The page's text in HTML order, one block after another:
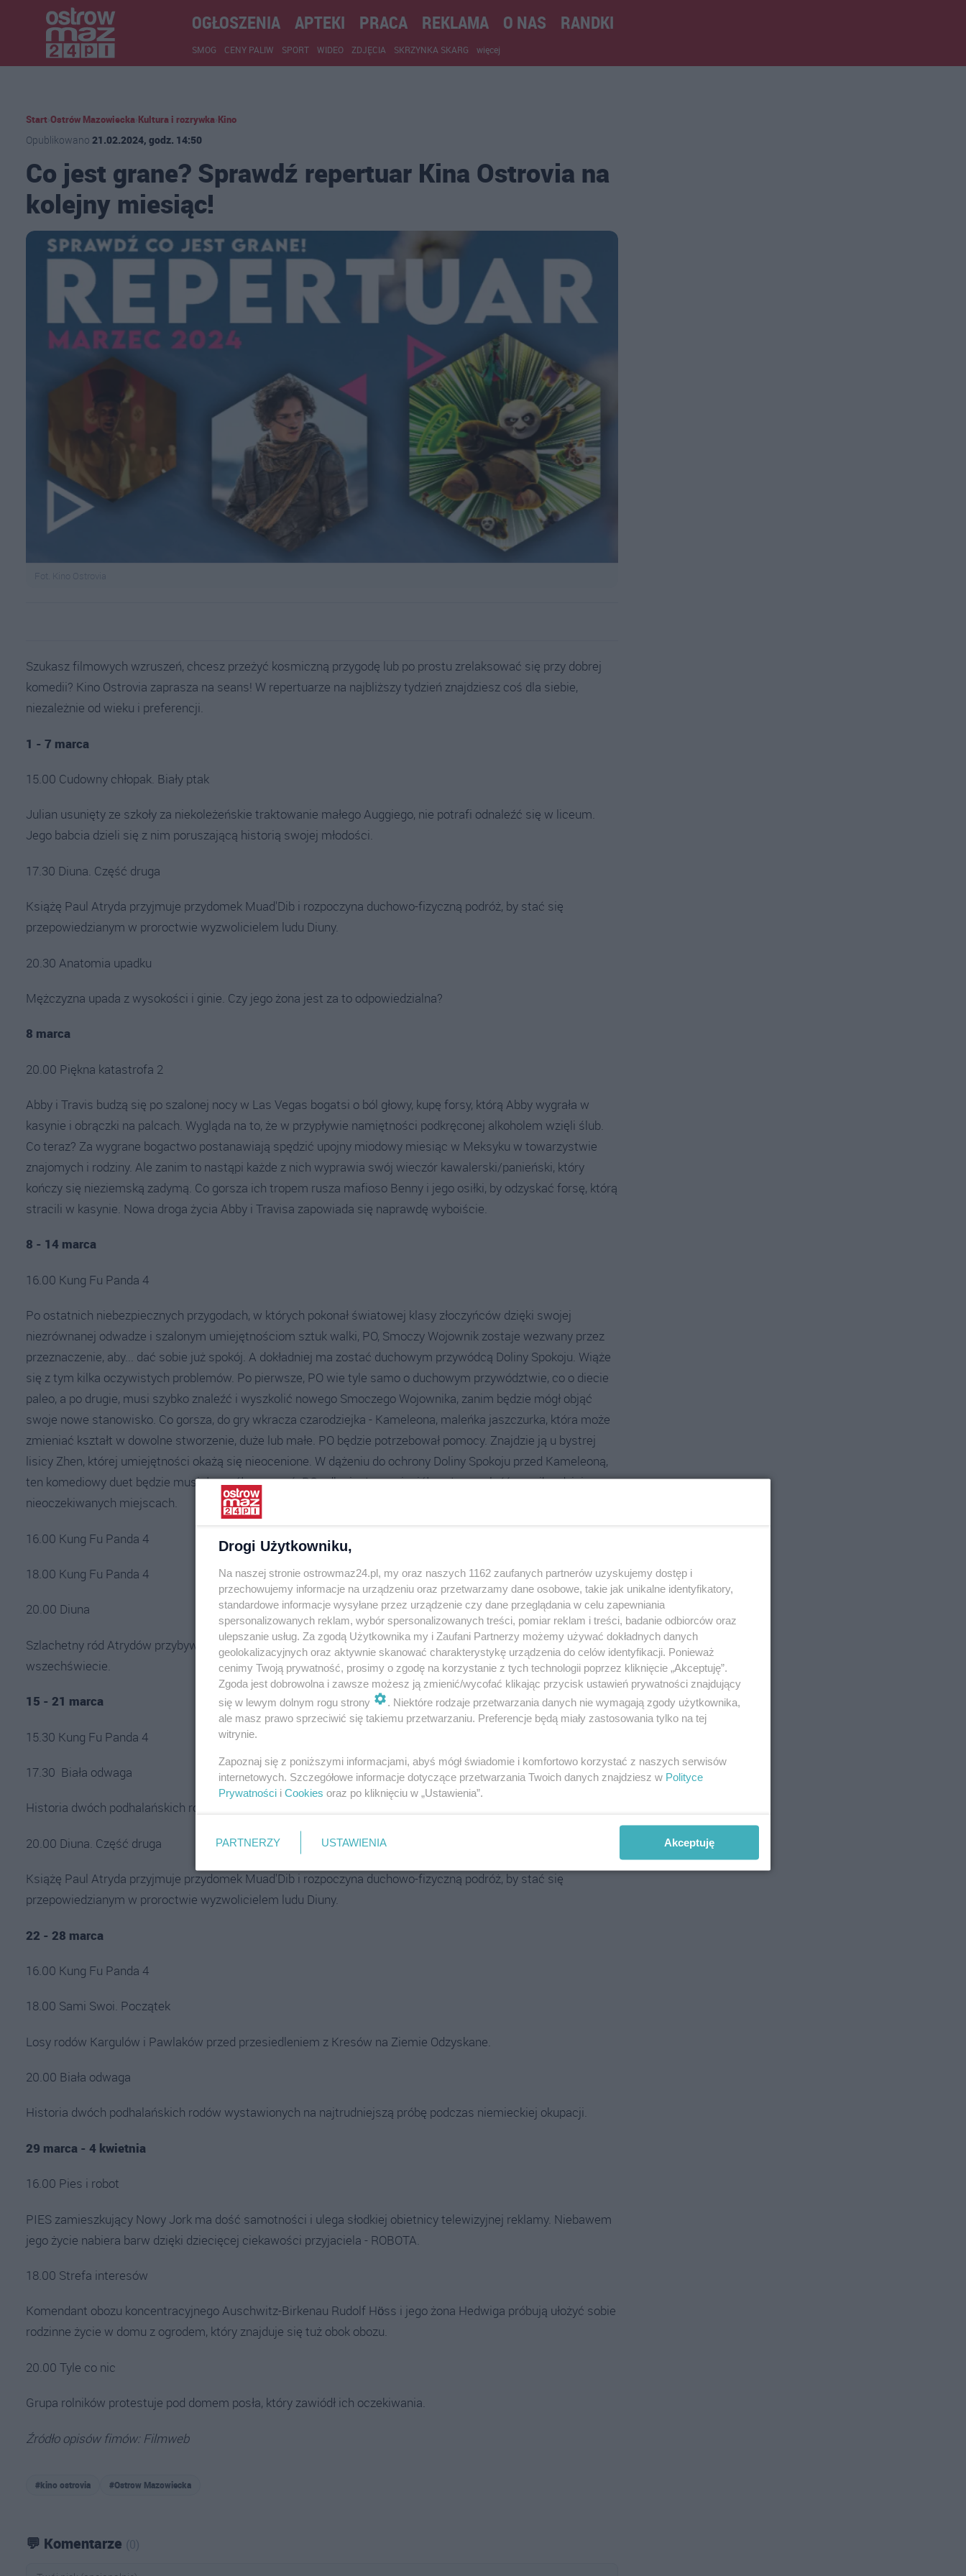
OGŁOSZENIA APTEKI PRACA REKLAMA O NAS RANDKI
SMOG CENY PALIW SPORT WIDEO ZDJĘCIA SKRZYNKA SKARG więcej
Start Ostrów Mazowiecka Kultura i rozrywka Kino
Opublikowano 21.02.2024, godz. 14:50
Co jest grane? Sprawdź repertuar Kina Ostrovia na
kolejny miesiąc!
Fot. Kino Ostrovia
Szukasz filmowych wzruszeń, chcesz przeżyć kosmiczną przygodę lub po prostu zrelaksować się przy dobrej
komedii? Kino Ostrovia zaprasza na seans! W repertuarze na najbliższy tydzień znajdziesz coś dla siebie,
niezależnie od wieku i preferencji.
1 - 7 marca
15.00 Cudowny chłopak. Biały ptak
Julian usunięty ze szkoły za niekoleżeńskie traktowanie małego Auggiego, nie potrafi odnaleźć się w liceum.
Jego babcia dzieli się z nim poruszającą historią swojej młodości.
17.30 Diuna. Część druga
Książę Paul Atryda przyjmuje przydomek Muad'Dib i rozpoczyna duchowo-fizyczną podróż, by stać się
przepowiedzianym w proroctwie wyzwolicielem ludu Diuny.
20.30 Anatomia upadku
Mężczyzna upada z wysokości i ginie. Czy jego żona jest za to odpowiedzialna?
8 marca
20.00 Piękna katastrofa 2
Abby i Travis budzą się po szalonej nocy w Las Vegas bogatsi o ból głowy, kupę forsy, którą Abby wygrała w
kasynie i obrączki na palcach. Wygląda na to, że w przypływie namiętności podkręconej alkoholem wzięli ślub.
Co teraz? Za wygrane bogactwo postanawiają spędzić upojny miodowy miesiąc w Meksyku w towarzystwie
znajomych i rodziny. Ale zanim to nastąpi każde z nich wyprawia swój wieczór kawalerski/panieński, który
kończy się nieziemską zadymą. Co gorsza ich tropem rusza mafioso Benny i jego osiłki, by odzyskać forsę, którą
stracili w kasynie. Nowa droga życia Abby i Travisa zapowiada się naprawdę wyboiście.
8 - 14 marca
16.00 Kung Fu Panda 4
Po ostatnich niebezpiecznych przygodach, w których pokonał światowej klasy złoczyńców dzięki swojej
niezrównanej odwadze i szalonym umiejętnościom sztuk walki, PO, Smoczy Wojownik zostaje wezwany przez
przeznaczenie, aby... dać sobie już spokój. A dokładniej ma zostać duchowym przywódcą Doliny Spokoju. Wiąże
się z tym kilka oczywistych problemów. Po pierwsze, PO wie tyle samo o duchowym przywództwie, co o diecie
paleo, a po drugie, musi szybko znaleźć i wyszkolić nowego Smoczego Wojownika, zanim będzie mógł objąć
swoje nowe stanowisko. Co gorsza, do gry wkracza czarodziejka - Kameleona, maleńka jaszczurka, która może
zmieniać kształt w dowolne stworzenie, duże lub małe. PO będzie potrzebował pomocy. Znajdzie ją u bystrej
lisicy Zhen, której umiejętności okażą się nieocenione. W dążeniu do ochrony Doliny Spokoju przed Kameleoną,
ten komediowy duet będzie musiał współpracować. PO odkryje, że przyjaciół można znaleźć w najbardziej
nieoczekiwanych miejscach.
16.00 Kung Fu Panda 4
18.00 Kung Fu Panda 4
20.00 Diuna
Szlachetny ród Atrydów przybywa na Diunę, będącą jedynym źródłem najcenniejszej substancji we
wszechświecie.
15 - 21 marca
15.30 Kung Fu Panda 4
17.30 Biała odwaga
Historia dwóch podhalańskich rodów wystawionych na najtrudniejszą próbę podczas niemieckiej okupacji.
20.00 Diuna. Część druga
Książę Paul Atryda przyjmuje przydomek Muad'Dib i rozpoczyna duchowo-fizyczną podróż, by stać się
przepowiedzianym w proroctwie wyzwolicielem ludu Diuny.
22 - 28 marca
16.00 Kung Fu Panda 4
18.00 Sami Swoi. Początek
Losy rodów Kargulów i Pawlaków przed przesiedleniem z Kresów na Ziemie Odzyskane.
20.00 Biała odwaga
Historia dwóch podhalańskich rodów wystawionych na najtrudniejszą próbę podczas niemieckiej okupacji.
29 marca - 4 kwietnia
16.00 Pies i robot
PIES zamieszkujący Nowy Jork ma dość samotności i ulega słodkiej obietnicy telewizyjnej reklamy. Niebawem
jego życie nabiera barw dzięki dziecięcej ciekawości przyjaciela - ROBOTA.
18.00 Strefa interesów
Komendant obozu koncentracyjnego Auschwitz-Birkenau Rudolf Höss i jego żona Hedwiga próbują ułożyć sobie
rodzinne życie w domu z ogrodem, który znajduje się tuż obok obozu.
20.00 Tyle co nic
Grupa rolników protestuje pod domem posła, który zawiódł ich oczekiwania.
Źródło opisów fimów: Filmweb
#kino ostrovia #Ostrow Mazowiecka
💬 Komentarze (0)
Drogi Użytkowniku,
Na naszej stronie ostrowmaz24.pl, my oraz naszych 1162 zaufanych partnerów uzyskujemy dostęp i
przechowujemy informacje na urządzeniu oraz przetwarzamy dane osobowe, takie jak unikalne identyfikatory,
standardowe informacje wysyłane przez urządzenie czy dane przeglądania w celu zapewniania
spersonalizowanych reklam, wybór spersonalizowanych treści, pomiar reklam i treści, badanie odbiorców oraz
ulepszanie usług. Za zgodą Użytkownika my i Zaufani Partnerzy możemy używać dokładnych danych
geolokalizacyjnych oraz aktywnie skanować charakterystykę urządzenia do celów identyfikacji. Ponieważ
cenimy Twoją prywatność, prosimy o zgodę na korzystanie z tych technologii poprzez kliknięcie „Akceptuję”.
Zgoda jest dobrowolna i zawsze możesz ją zmienić/wycofać klikając przycisk ustawień prywatności znajdujący
się w lewym dolnym rogu strony
. Niektóre rodzaje przetwarzania danych nie wymagają zgody użytkownika,
ale masz prawo sprzeciwić się takiemu przetwarzaniu. Preferencje będą miały zastosowania tylko na tej
witrynie.
Zapoznaj się z poniższymi informacjami, abyś mógł świadomie i komfortowo korzystać z naszych serwisów
internetowych. Szczegółowe informacje dotyczące przetwarzania Twoich danych znajdziesz w Polityce
Prywatności i Cookies oraz po kliknięciu w „Ustawienia”.
PARTNERZY USTAWIENIA Akceptuję